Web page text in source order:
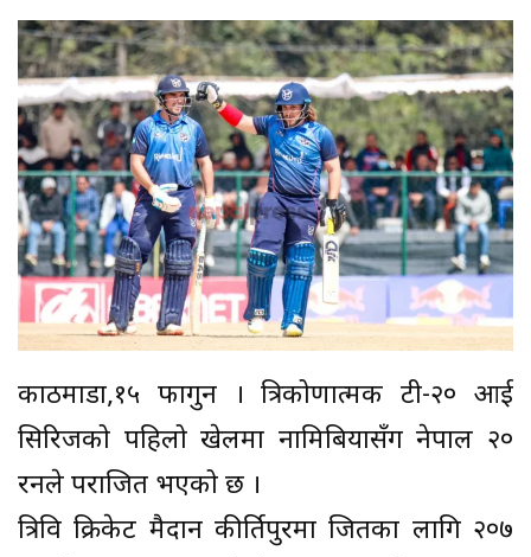
काठमाडौं,१५ फागुन । त्रिकोणात्मक टी-२० आई
सिरिजको पहिलो खेलमा नामिबियासँग नेपाल २०
रनले पराजित भएको छ ।
त्रिवि क्रिकेट मैदान कीर्तिपुरमा जितका लागि २०७